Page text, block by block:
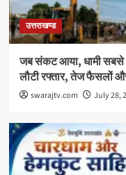
उत्तराखण्ड
जब संकट आया, धामी सबसे
लौटी रफ्तार, तेज फैसलों
swarajtv.com July 28,